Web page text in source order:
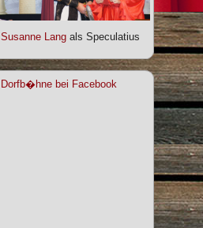
Susanne Langals Speculatius
Dorfb�hne bei Facebook